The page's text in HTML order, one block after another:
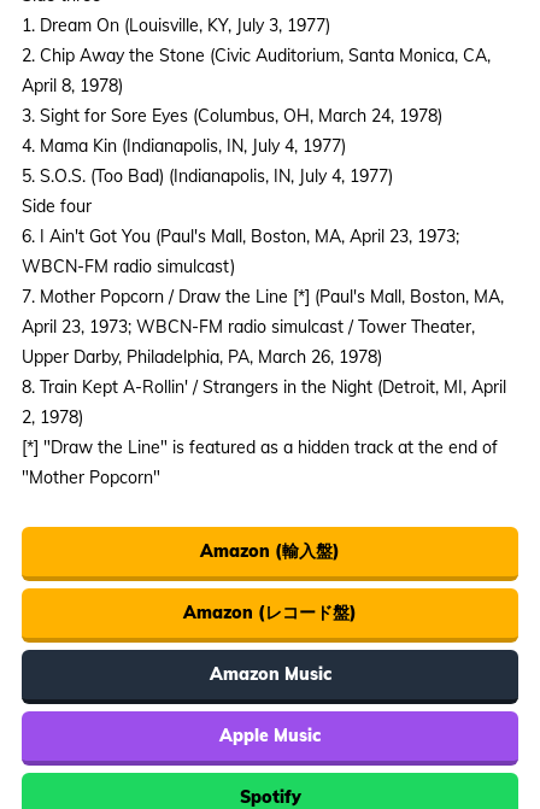
1. Dream On (Louisville, KY, July 3, 1977)
2. Chip Away the Stone (Civic Auditorium, Santa Monica, CA,
April 8, 1978)
3. Sight for Sore Eyes (Columbus, OH, March 24, 1978)
4. Mama Kin (Indianapolis, IN, July 4, 1977)
5. S.O.S. (Too Bad) (Indianapolis, IN, July 4, 1977)
Side four
6. I Ain't Got You (Paul's Mall, Boston, MA, April 23, 1973;
WBCN-FM radio simulcast)
7. Mother Popcorn / Draw the Line [*] (Paul's Mall, Boston, MA,
April 23, 1973; WBCN-FM radio simulcast / Tower Theater,
Upper Darby, Philadelphia, PA, March 26, 1978)
8. Train Kept A-Rollin' / Strangers in the Night (Detroit, MI, April
2, 1978)
[*] "Draw the Line" is featured as a hidden track at the end of
"Mother Popcorn"
Amazon (輸入盤)
Amazon (レコード盤)
Amazon Music
Apple Music
Spotify